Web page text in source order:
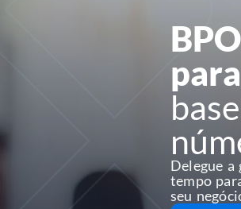
Delegue a
tempo
seu